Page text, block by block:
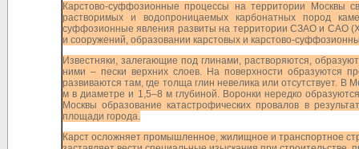
Карстово-суффозионные процессы на территории Москвы
растворимых и водопроницаемых карбонатных пород
суффозионные явления развиты на территории СЗАО и САО
и сооружений, образовании карстовых и карстово-
Известняки, залегающие под глинами, растворяются,
ними – пески верхних слоев. На поверхности образуются
развиваются там, где толща глин невелика или отсутствует. В
м в диаметре и 1,5–8 м глубиной. Воронки нередко
Москвы образование катастрофических провалов в
площади города.
Карст осложняет промышленное, жилищное и транспортное